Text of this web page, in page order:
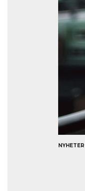
NYHETER